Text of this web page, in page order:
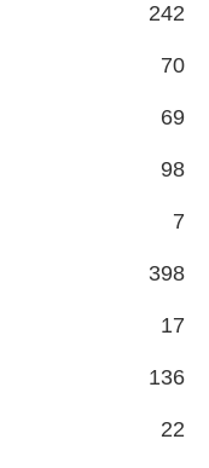
242
70
69
98
7
398
17
136
22